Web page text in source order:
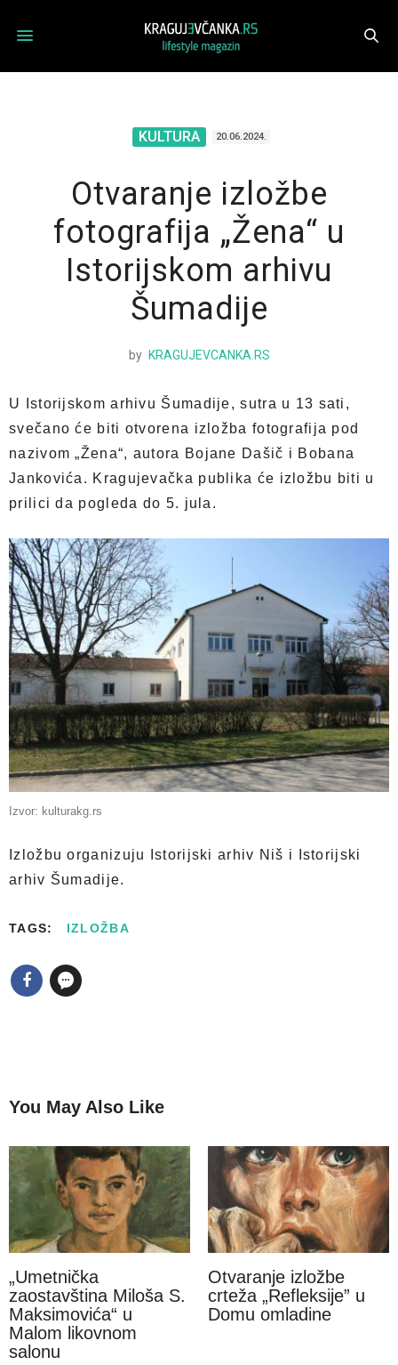
KULTURA 20.06.2024.
Otvaranje izložbe
fotografija „Žena“ u
Istorijskom arhivu
Šumadije
by KRAGUJEVCANKA.RS
U Istorijskom arhivu Šumadije, sutra u 13 sati,
svečano će biti otvorena izložba fotografija pod
nazivom „Žena“, autora Bojane Dašič i Bobana
Jankovića. Kragujevačka publika će izložbu biti u
prilici da pogleda do 5. jula.
Izvor: kulturakg.rs
Izložbu organizuju Istorijski arhiv Niš i Istorijski
arhiv Šumadije.
TAGS: IZLOŽBA
You May Also Like
„Umetnička
zaostavština Miloša S.
Maksimovića“ u
Malom likovnom
salonu
Otvaranje izložbe
crteža „Refleksije” u
Domu omladine